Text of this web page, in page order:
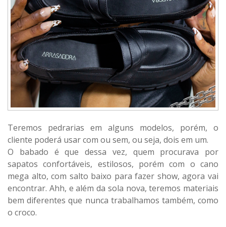
Teremos pedrarias em alguns modelos, porém, o
cliente poderá usar com ou sem, ou seja, dois em um.
O babado é que dessa vez, quem procurava por
sapatos confortáveis, estilosos, porém com o cano
mega alto, com salto baixo para fazer show, agora vai
encontrar. Ahh, e além da sola nova, teremos materiais
bem diferentes que nunca trabalhamos também, como
o croco.